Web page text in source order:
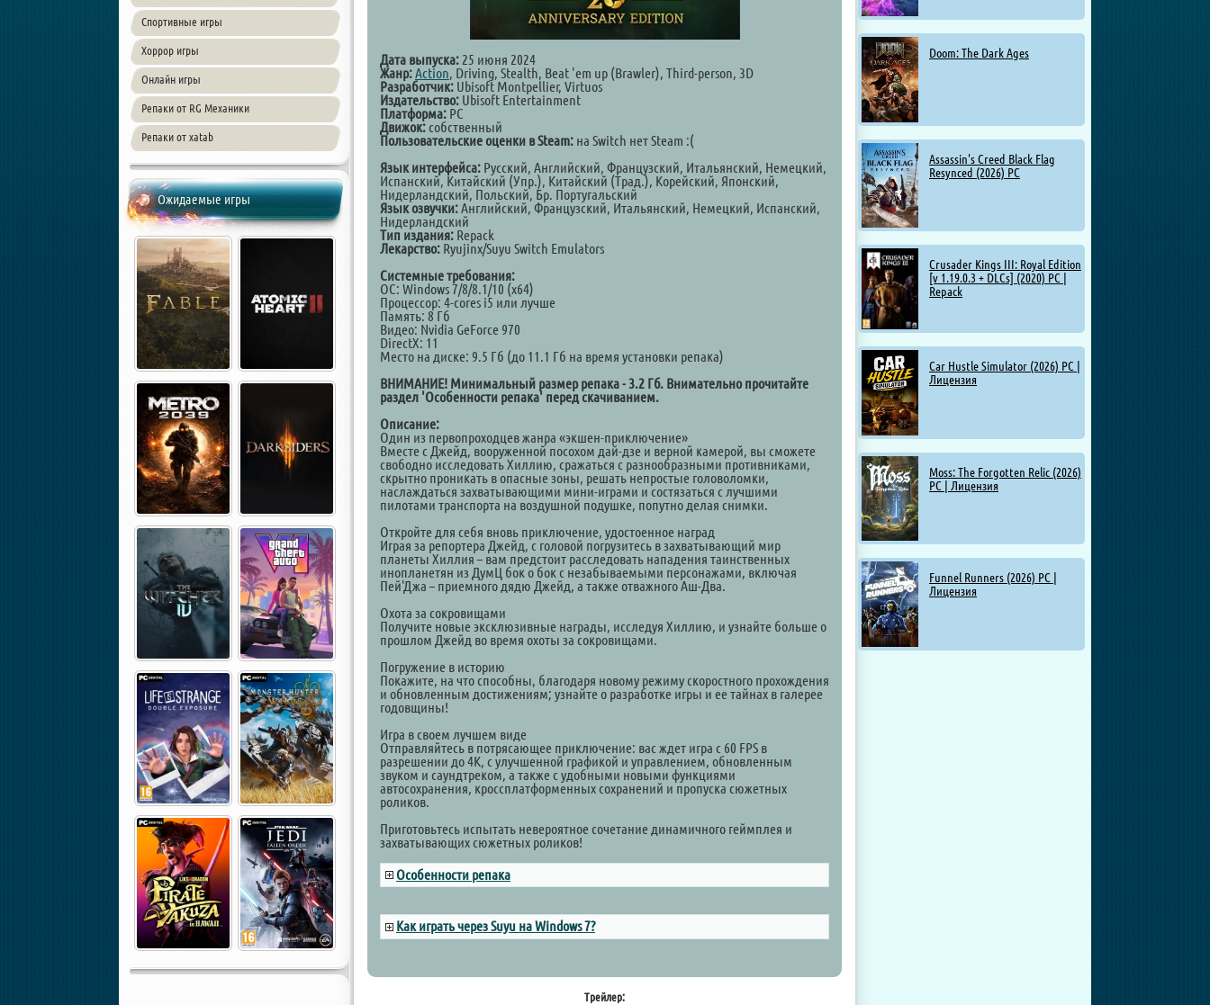
Спортивные игры
Хоррор игры
Онлайн игры
Репаки от RG Механики
Репаки от xatab
Ожидаемые игры
Doom: The Dark Ages
Assassin's Creed Black Flag
Resynced (2026) PC
Crusader Kings III: Royal Edition
[v 1.19.0.3 + DLCs] (2020) PC |
Repack
Car Hustle Simulator (2026) PC |
Лицензия
Moss: The Forgotten Relic (2026)
PC | Лицензия
Funnel Runners (2026) PC |
Лицензия
Дата выпуска: 25 июня 2024
Жанр:Action, Driving, Stealth, Beat 'em up (Brawler), Third-person, 3D
Разработчик: Ubisoft Montpellier, Virtuos
Издательство: Ubisoft Entertainment
Платформа: PC
Движок:собственный
Пользовательские оценки в Steam: на Switch нет Steam :(
Язык интерфейса: Русский, Английский, Французский, Итальянский, Немецкий,
Испанский, Китайский (Упр.), Китайский (Трад.), Корейский, Японский,
Нидерландский, Польский, Бр. Португальский
Язык озвучки:Английский, Французский, Итальянский, Немецкий, Испанский,
Нидерландский
Тип издания: Repack
Лекарство: Ryujinx/Suyu Switch Emulators
Системные требования:
ОС: Windows 7/8/8.1/10 (x64)
Процессор: 4-cores i5 или лучше
Память: 8 Гб
Видео: Nvidia GeForce 970
DirectX: 11
Место на диске: 9.5 Гб (до 11.1 Гб на время установки репака)
ВНИМАНИЕ! Минимальный размер репака - 3.2 Гб. Внимательно прочитайте
раздел 'Особенности репака' перед скачиванием.
Описание:
Один из первопроходцев жанра «экшен-приключение»
Вместе с Джейд, вооруженной посохом дай-дзе и верной камерой, вы сможете
свободно исследовать Хиллию, сражаться с разнообразными противниками,
скрытно проникать в опасные зоны, решать непростые головоломки,
наслаждаться захватывающими мини-играми и состязаться с лучшими
пилотами транспорта на воздушной подушке, попутно делая снимки.
Откройте для себя вновь приключение, удостоенное наград
Играя за репортера Джейд, с головой погрузитесь в захватывающий мир
планеты Хиллия – вам предстоит расследовать нападения таинственных
инопланетян из ДумЦ бок о бок с незабываемыми персонажами, включая
Пей'Джа – приемного дядю Джейд, а также отважного Аш-Два.
Охота за сокровищами
Получите новые эксклюзивные награды, исследуя Хиллию, и узнайте больше о
прошлом Джейд во время охоты за сокровищами.
Погружение в историю
Покажите, на что способны, благодаря новому режиму скоростного прохождения
и обновленным достижениям; узнайте о разработке игры и ее тайнах в галерее
годовщины!
Игра в своем лучшем виде
Отправляйтесь в потрясающее приключение: вас ждет игра с 60 FPS в
разрешении до 4K, с улучшенной графикой и управлением, обновленным
звуком и саундтреком, а также с удобными новыми функциями
автосохранения, кроссплатформенных сохранений и пропуска сюжетных
роликов.
Приготовьтесь испытать невероятное сочетание динамичного геймплея и
захватывающих сюжетных роликов!
Особенности репака
Как играть через Suyu на Windows 7?
Трейлер: